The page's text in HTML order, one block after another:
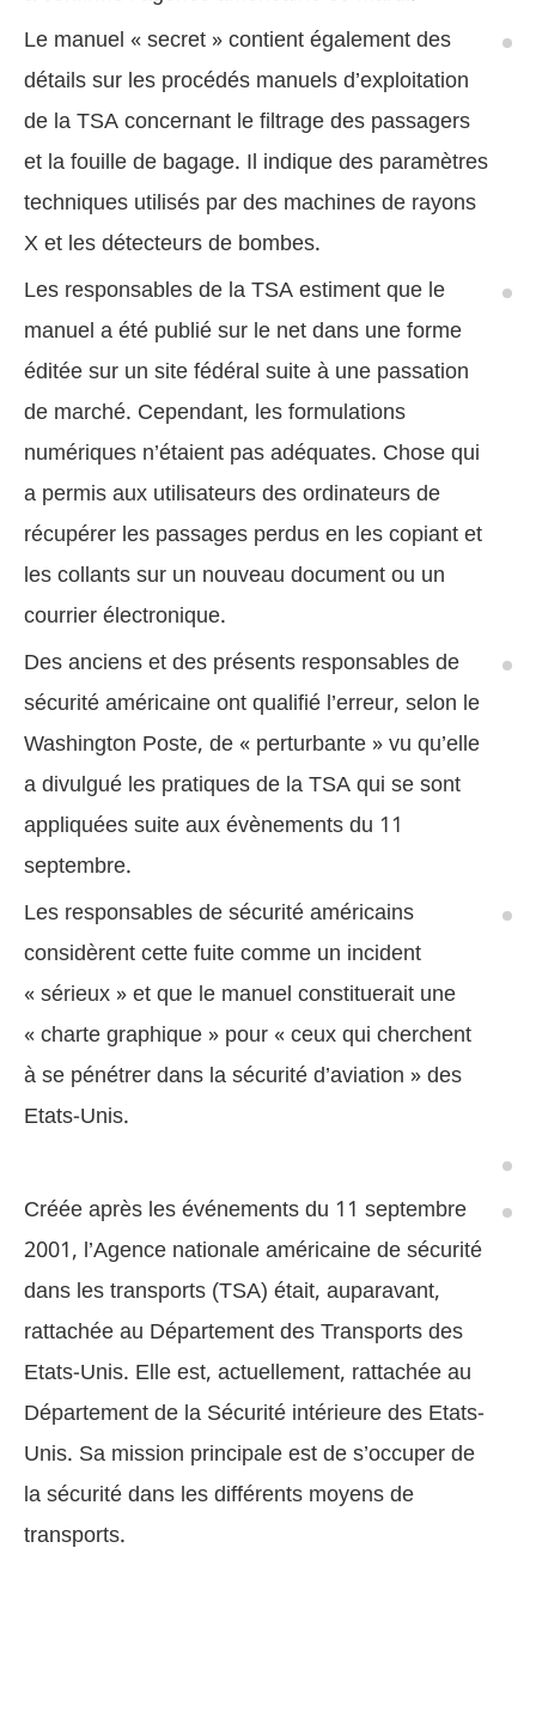
Le manuel « secret » contient également des
détails sur les procédés manuels d’exploitation
de la TSA concernant le filtrage des passagers
et la fouille de bagage. Il indique des paramètres
techniques utilisés par des machines de rayons
X et les détecteurs de bombes.
Les responsables de la TSA estiment que le
manuel a été publié sur le net dans une forme
éditée sur un site fédéral suite à une passation
de marché. Cependant, les formulations
numériques n’étaient pas adéquates. Chose qui
a permis aux utilisateurs des ordinateurs de
récupérer les passages perdus en les copiant et
les collants sur un nouveau document ou un
courrier électronique.
Des anciens et des présents responsables de
sécurité américaine ont qualifié l’erreur, selon le
Washington Poste, de « perturbante » vu qu’elle
a divulgué les pratiques de la TSA qui se sont
appliquées suite aux évènements du 11
septembre.
Les responsables de sécurité américains
considèrent cette fuite comme un incident
« sérieux » et que le manuel constituerait une
« charte graphique » pour « ceux qui cherchent
à se pénétrer dans la sécurité d’aviation » des
Etats-Unis.
Créée après les événements du 11 septembre
2001, l’Agence nationale américaine de sécurité
dans les transports (TSA) était, auparavant,
rattachée au Département des Transports des
Etats-Unis. Elle est, actuellement, rattachée au
Département de la Sécurité intérieure des Etats-
Unis. Sa mission principale est de s’occuper de
la sécurité dans les différents moyens de
transports.